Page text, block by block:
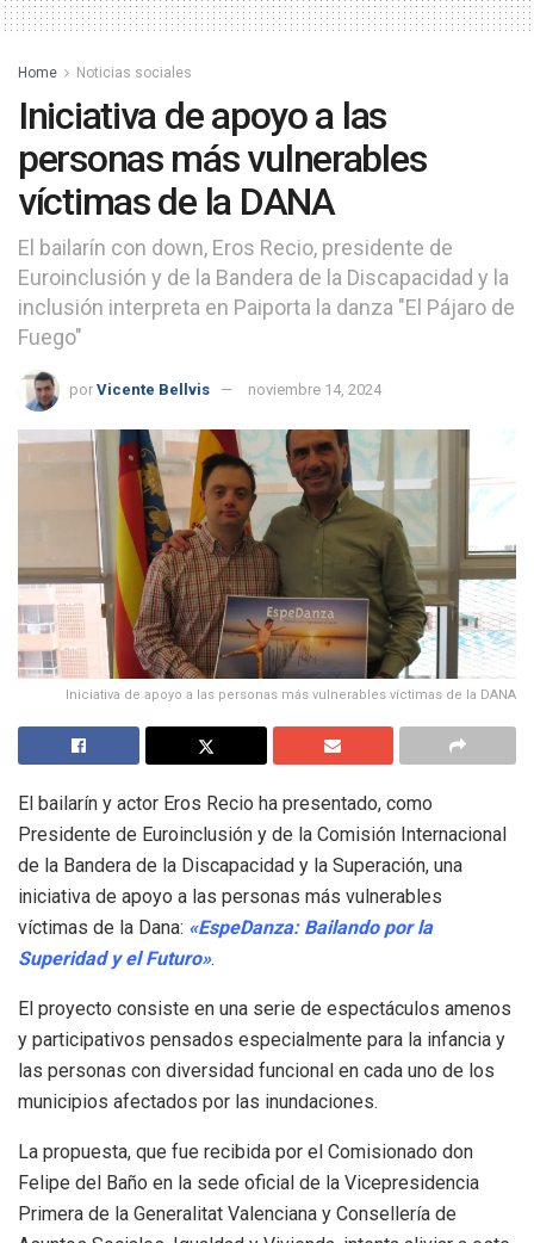
Home Noticias sociales
Iniciativa de apoyo a las
personas más vulnerables
víctimas de la DANA
El bailarín con down, Eros Recio, presidente de
Euroinclusión y de la Bandera de la Discapacidad y la
inclusión interpreta en Paiporta la danza "El Pájaro de
Fuego"
por Vicente Bellvis noviembre 14, 2024
Iniciativa de apoyo a las personas más vulnerables víctimas de la DANA
El bailarín y actor Eros Recio ha presentado, como
Presidente de Euroinclusión y de la Comisión Internacional
de la Bandera de la Discapacidad y la Superación, una
iniciativa de apoyo a las personas más vulnerables
víctimas de la Dana: «EspeDanza: Bailando por la
Superidad y el Futuro».
El proyecto consiste en una serie de espectáculos amenos
y participativos pensados especialmente para la infancia y
las personas con diversidad funcional en cada uno de los
municipios afectados por las inundaciones.
La propuesta, que fue recibida por el Comisionado don
Felipe del Baño en la sede oficial de la Vicepresidencia
Primera de la Generalitat Valenciana y Consellería de